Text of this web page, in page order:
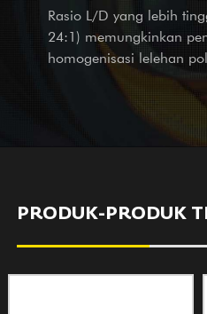
menyambut kunjungan dan
kami yang sepenuh hati dan
mempengaruhi
sifat film?
Rasio L/D yang lebih
24:1) memungkinkan
homogenisasi lelehan
PRODUK-PRODUK